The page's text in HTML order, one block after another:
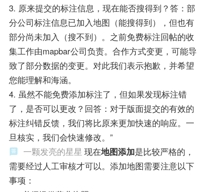
3. 原来提交的标注信息，现在能否搜得到？答：部
分公司标注信息已加入地图（能搜得到），但也有
部分尚未加入（搜不到）。之前免费标注回帖的收
集工作由mapbar公司负责。合作方式变更，可能导
致了部分数据的变更。对此我们表示抱歉，并希望
您能理解和海涵。
4. 虽然不能免费添加标注了，但如果发现标注错
了，是否可以更改？回答：对于版面提交的有效的
标注纠错反馈，我们将比原来更加快速的响应。一
旦核实，我们会快速修改。”
一颗发亮的星星 现在地图添加是比较严格的，
需要经过人工审核才可以。添加地图需要注意以下
事项：